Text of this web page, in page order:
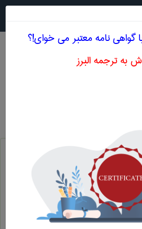
بینی اقتصادی
گواهی نامه معتبر می خوای!؟
به ترجمه البرز